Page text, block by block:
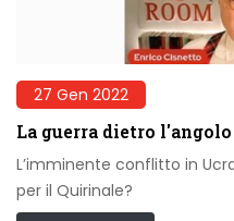
27 Gen 2022
La guerra dietro l'angolo
L’imminente conflitto in
per il Quirinale?